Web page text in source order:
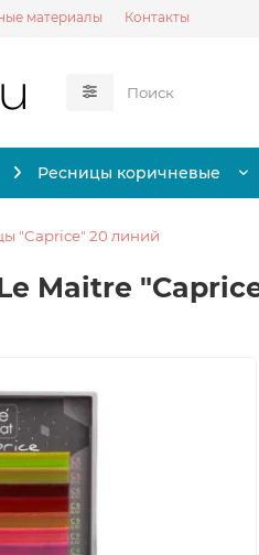
материалы Контакты
Ресницы коричневые
"Caprice" 20 линий
Maitre